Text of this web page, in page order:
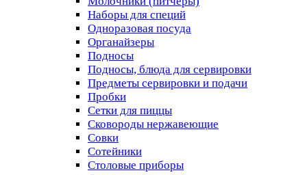
Наборы для специй
Одноразовая посуда
Органайзеры
Подносы
Подносы, блюда для сервировки
Предметы сервировки и подачи
Пробки
Сетки для пиццы
Сковороды нержавеющие
Совки
Сотейники
Столовые приборы